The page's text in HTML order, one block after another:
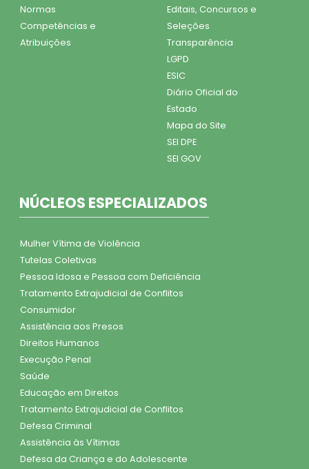
Normas
Competências e
Atribuições
Editais, Concursos e
Seleções
Transparência
LGPD
ESIC
Diário Oficial do
Estado
Mapa do Site
SEI DPE
SEI GOV
NÚCLEOS ESPECIALIZADOS
Mulher Vítima de Violência
Tutelas Coletivas
Pessoa Idosa e Pessoa com Deficiência
Tratamento Extrajudicial de Conflitos
Consumidor
Assistência aos Presos
Direitos Humanos
Execução Penal
Saúde
Educação em Direitos
Tratamento Extrajudicial de Conflitos
Defesa Criminal
Assistência às Vítimas
Defesa da Criança e do Adolescente